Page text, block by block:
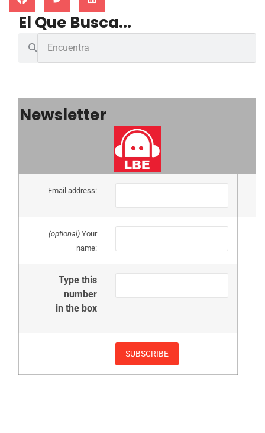
El Que Busca...
Newsletter
Email address:
(optional) Your
name:
Type this
number
in the box